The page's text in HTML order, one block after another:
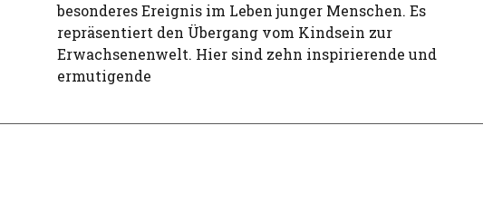
besonderes Ereignis im Leben junger Menschen. Es
repräsentiert den Übergang vom Kindsein zur
Erwachsenenwelt. Hier sind zehn inspirierende und
ermutigende